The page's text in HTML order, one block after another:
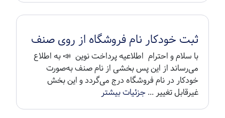
ثبت خودکار نام فروشگاه از روی صنف
با سلام و احترام اطلاعیه پرداخت نوین 📣 به اطلاع
می‌رساند از این پس بخشی از نام صنف به‌صورت
خودکار در نام فروشگاه درج می‌گردد و این بخش
غیرقابل تغییر ...جزئیات بیشتر